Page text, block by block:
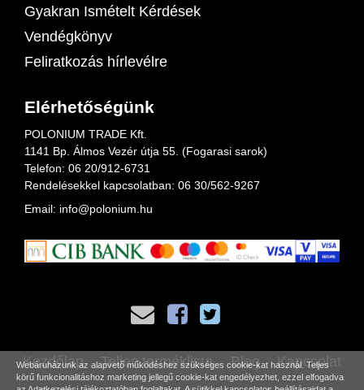
Webáruházunk az alapvető működéshez szükséges cookie-kat használ. Teljes
körű funkcionalitáshoz marketing jellegű cookie-kat engedélyezhet, ezzel elfogadva
Gyakran Ismételt Kérdések
Vendégkönyv
Feliratkozás hírlevélre
Elérhetőségünk
POLONIUM TRADE Kft.
1141 Bp. Álmos Vezér útja 55. (Fogarasi sarok)
Telefon: 06 20/912-6731
Rendelésekkel kapcsolatban: 06 30/562-9267
Email: info@polonium.hu
Kezdőlap Teljes terméklista Blog
Kapcsolat